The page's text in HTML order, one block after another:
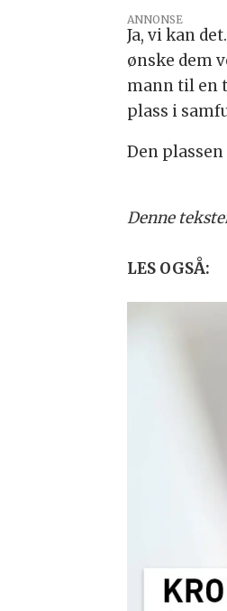
ANNONSE
Ja, vi kan
ønske dem
mann til en
plass i
Den
Denne
LES OGSÅ: